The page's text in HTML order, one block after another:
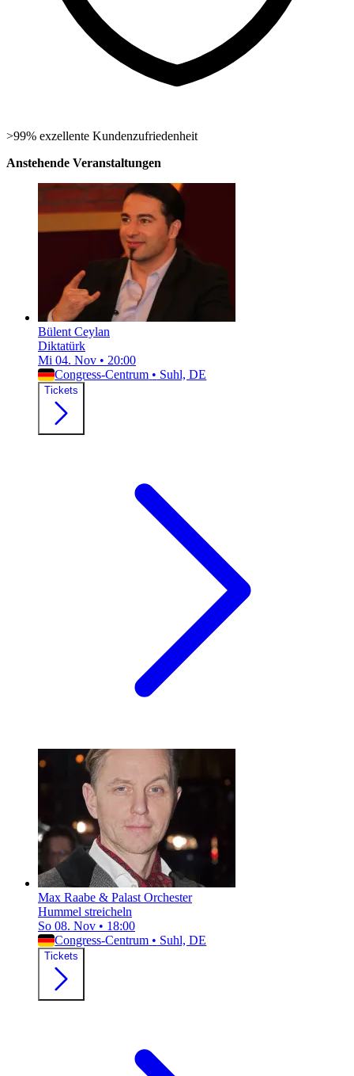
>99% exzellente Kundenzufriedenheit
Anstehende Veranstaltungen
Bülent Ceylan
Diktatürk
Mi 04. Nov • 20:00
Congress-Centrum • Suhl, DE
Tickets
Max Raabe & Palast Orchester
Hummel streicheln
So 08. Nov • 18:00
Congress-Centrum • Suhl, DE
Tickets